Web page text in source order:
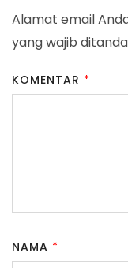
Alamat email
yang wajib
KOMENTAR *
NAMA *